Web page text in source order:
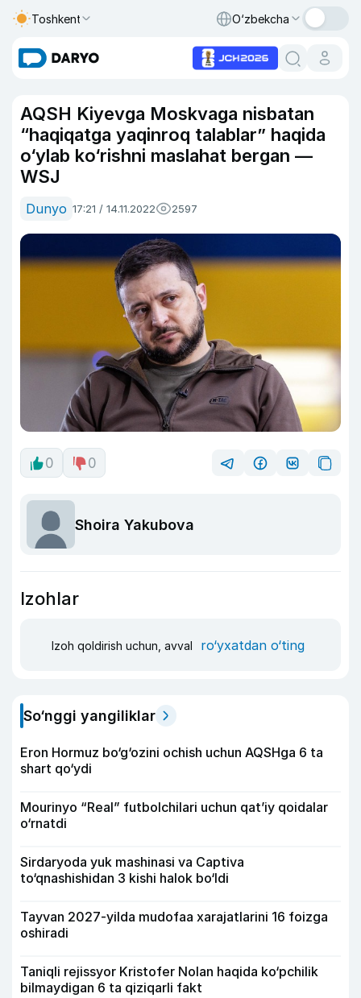
Toshkent O‘zbekcha
AQSH Kiyevga Moskvaga nisbatan
“haqiqatga yaqinroq talablar” haqida
o‘ylab ko‘rishni maslahat bergan —
WSJ
Dunyo 17:21 / 14.11.2022 2597
0 0
Shoira Yakubova
Izohlar
Izoh qoldirish uchun, avval ro‘yxatdan o‘ting
So‘nggi yangiliklar
Eron Hormuz bo‘g‘ozini ochish uchun AQSHga 6 ta
shart qo‘ydi
Mourinyo “Real” futbolchilari uchun qat’iy qoidalar
o‘rnatdi
Sirdaryoda yuk mashinasi va Captiva
to‘qnashishidan 3 kishi halok bo‘ldi
Tayvan 2027-yilda mudofaa xarajatlarini 16 foizga
oshiradi
Taniqli rejissyor Kristofer Nolan haqida ko‘pchilik
bilmaydigan 6 ta qiziqarli fakt